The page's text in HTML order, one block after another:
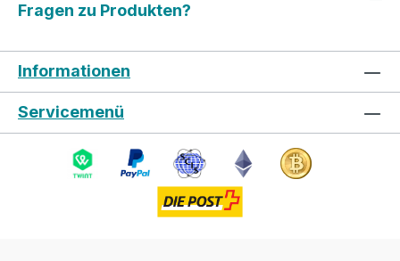
Fragen zu Produkten?
Informationen
Servicemenü